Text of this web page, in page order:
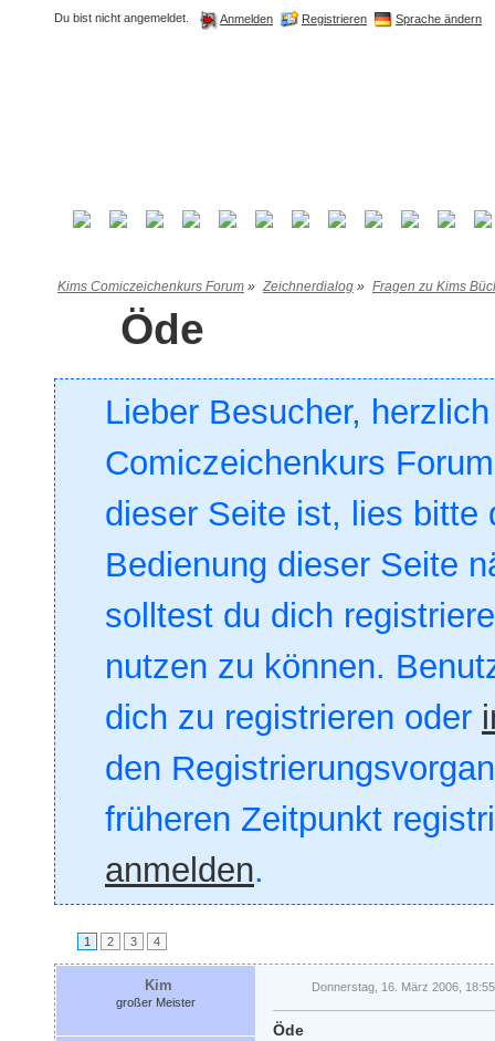
Du bist nicht angemeldet. Anmelden Registrieren Sprache ändern
Kims Comiczeichenkurs Forum » Zeichnerdialog » Fragen zu Kims
Öde
Lieber Besucher,
Comiczeichenkurs
dieser Seite ist, lies bitte
Bedienung dieser Seite
solltest du dich
nutzen zu können.
dich zu registrieren oder
den
früheren Zeitpunkt
anmelden.
1 2 3 4
Kim
großer Meister
Donnerstag, 16. März 2006, 18:55
Öde